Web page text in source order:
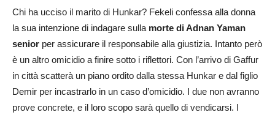
Chi ha ucciso il marito di Hunkar? Fekeli confessa alla donna
la sua intenzione di indagare sulla morte di Adnan Yaman
senior per assicurare il responsabile alla giustizia. Intanto però
è un altro omicidio a finire sotto i riflettori. Con l’arrivo di Gaffur
in città scatterà un piano ordito dalla stessa Hunkar e dal figlio
Demir per incastrarlo in un caso d’omicidio. I due non avranno
prove concrete, e il loro scopo sarà quello di vendicarsi. I